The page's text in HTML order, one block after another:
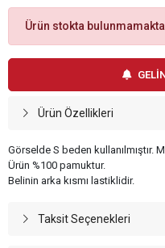
Ürün stokta
Ürün Özellikleri
Görselde S beden kullanılmıştır.
Ürün %100 pamuktur.
Belinin arka kısmı lastiklidir.
Taksit Seçenekleri